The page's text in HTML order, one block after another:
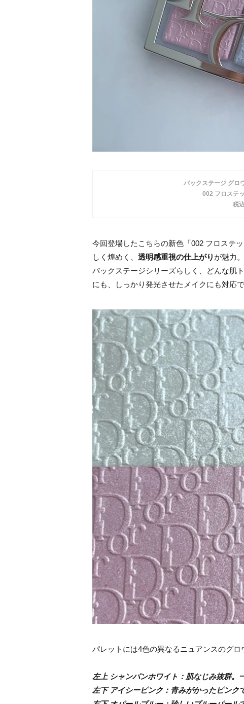
バックステージ グロ
002 フロステ
税
今回登場したこちらの新色「002 フロステ
しく煌めく、 透明感重視の仕上がり が魅力。
バックステージシリーズらしく、どんな肌
にも、しっかり発光させたメイクにも対応で
パレットには4色の異なるニュアンスのグロ
左上 シャンパンホワイト：肌なじみ抜群。
左下 アイシーピンク：青みがかったピンク